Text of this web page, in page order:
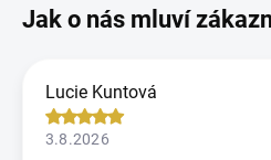
Lucie Kuntová
3.8.2026